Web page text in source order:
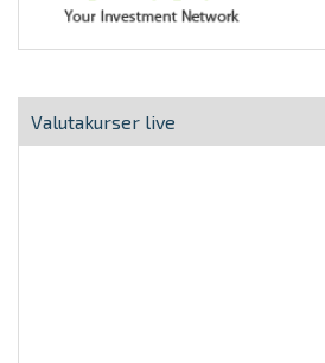
Valutakurser live